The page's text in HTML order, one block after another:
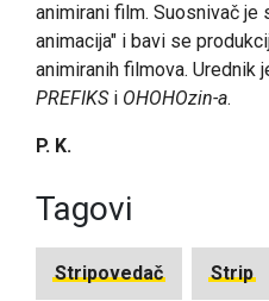
animirani film. Suosnivač je
animacija" i bavi se
animiranih filmova. Urednik
PREFIKSi OHOHOzin-a.
P. K.
Tagovi
Stripovedač Strip